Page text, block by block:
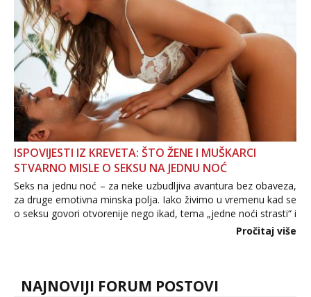
ISPOVIJESTI IZ KREVETA: ŠTO ŽENE I MUŠKARCI
STVARNO MISLE O SEKSU NA JEDNU NOĆ
Seks na jednu noć – za neke uzbudljiva avantura bez obaveza,
za druge emotivna minska polja. Iako živimo u vremenu kad se
o seksu govori otvorenije nego ikad, tema „jedne noći strasti“ i
dalje izaziva burne rasprave. Što zapravo misle žene, a što
Pročitaj više
NAJNOVIJI FORUM POSTOVI